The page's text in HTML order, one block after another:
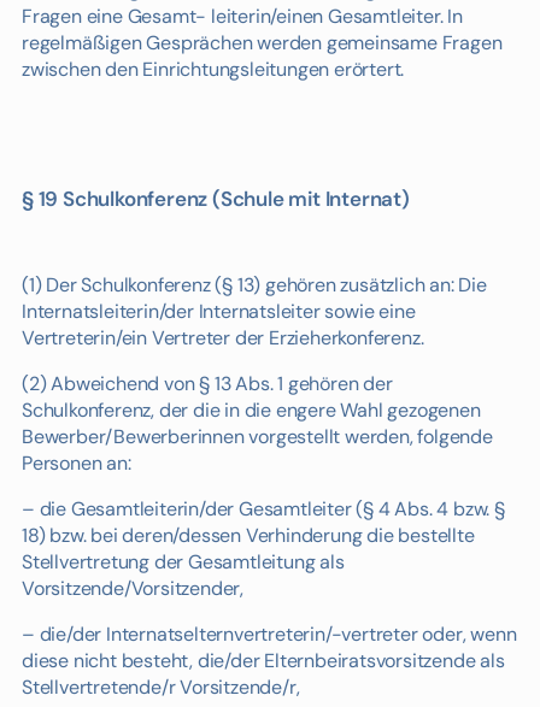
Fragen eine Gesamt- leiterin/einen Gesamtleiter. In
regelmäßigen Gesprächen werden gemeinsame Fragen
zwischen den Einrichtungsleitungen erörtert.
§ 19 Schulkonferenz (Schule mit Internat)
(1) Der Schulkonferenz (§ 13) gehören zusätzlich an: Die
Internatsleiterin/der Internatsleiter sowie eine
Vertreterin/ein Vertreter der Erzieherkonferenz.
(2) Abweichend von § 13 Abs. 1 gehören der
Schulkonferenz, der die in die engere Wahl gezogenen
Bewerber/Bewerberinnen vorgestellt werden, folgende
Personen an:
– die Gesamtleiterin/der Gesamtleiter (§ 4 Abs. 4 bzw. §
18) bzw. bei deren/dessen Verhinderung die bestellte
Stellvertretung der Gesamtleitung als
Vorsitzende/Vorsitzender,
– die/der Internatselternvertreterin/-vertreter oder, wenn
diese nicht besteht, die/der Elternbeiratsvorsitzende als
Stellvertretende/r Vorsitzende/r,